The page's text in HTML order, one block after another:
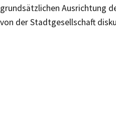
grundsätzlichen Ausrichtung
von der Stadtgesellschaft